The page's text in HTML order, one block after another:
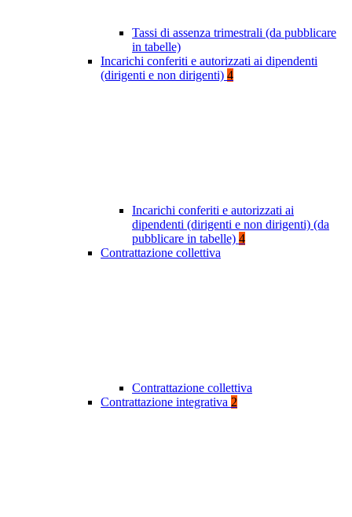
Tassi di assenza trimestrali (da pubblicare
in tabelle)
Incarichi conferiti e autorizzati ai dipendenti
(dirigenti e non dirigenti) 4
Incarichi conferiti e autorizzati ai
dipendenti (dirigenti e non dirigenti) (da
pubblicare in tabelle) 4
Contrattazione collettiva
Contrattazione collettiva
Contrattazione integrativa 2